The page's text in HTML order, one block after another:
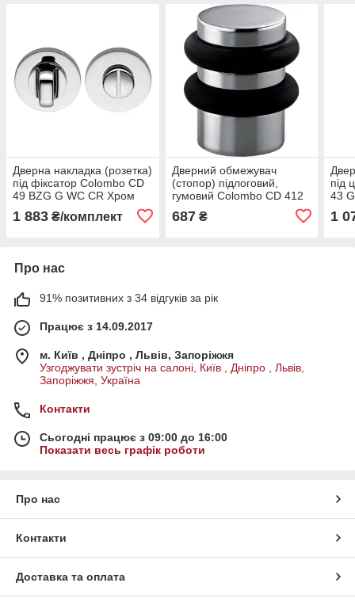
Дверна накладка (розетка)
під фіксатор Colombo CD
49 BZG G WC CR Хром
1 883 ₴/комплект
Дверний обмежувач
(стопор) підлоговий,
гумовий Colombo CD 412
687₴
під
43
1
Про нас
91% позитивних з 34 відгуків за рік
Працює з 14.09.2017
м. Київ , Дніпро , Львів, Запоріжжя
Узгоджувати зустріч на салоні, Київ , Дніпро , Львів,
Запоріжжя, Україна
Контакти
Сьогодні працює з 09:00 до 16:00
Показати весь графік роботи
Про нас
Контакти
Доставка та оплата